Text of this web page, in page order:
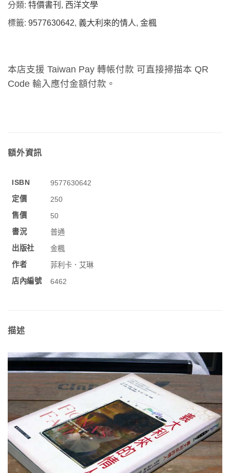
分類: 特價書刊 , 西洋文學
標籤: 9577630642, 義大利來的情人, 金楓
本店支援 Taiwan Pay 轉帳付款 可直接掃描本 QR
Code 輸入應付金額付款。
額外資訊
ISBN
9577630642
定價
250
售價
50
書況
普通
出版社
金楓
作者
菲利卡．艾琳
店內編號
6462
描述